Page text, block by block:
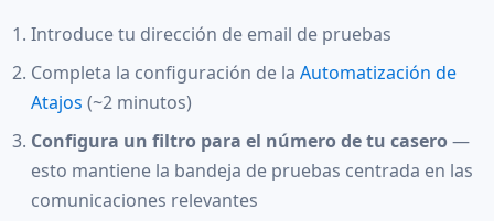
Introduce tu dirección de email de pruebas
Completa la configuración de la Automatización de
Atajos (~2 minutos)
Configura un filtro para el número de tu casero—
esto mantiene la bandeja de pruebas centrada en las
comunicaciones relevantes